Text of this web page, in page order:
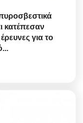
κατέπεσαν
για το